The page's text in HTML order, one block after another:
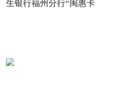
生银行福州分行“闽惠卡